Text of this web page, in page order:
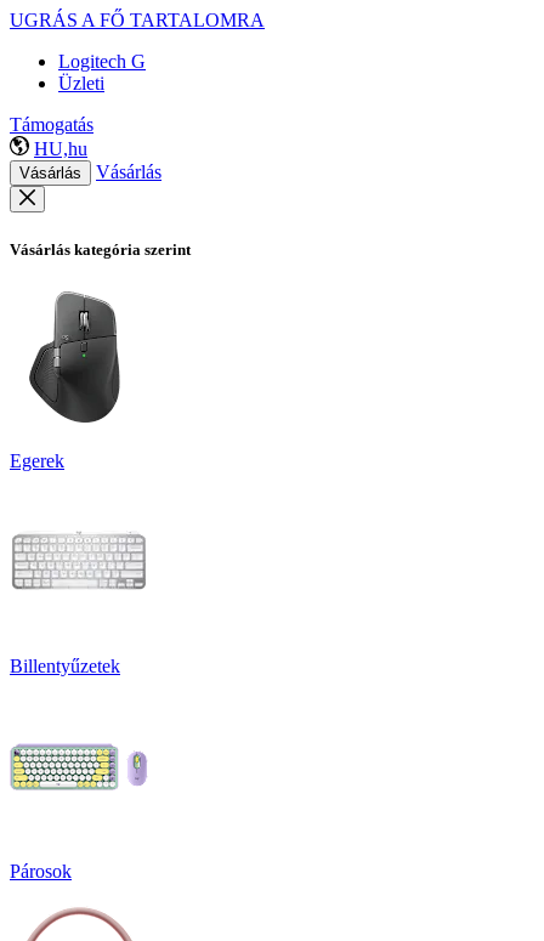
UGRÁS A FŐ TARTALOMRA
Logitech G
Üzleti
Támogatás
HU,hu
Vásárlás Vásárlás
Vásárlás kategória szerint
Egerek
Billentyűzetek
Párosok